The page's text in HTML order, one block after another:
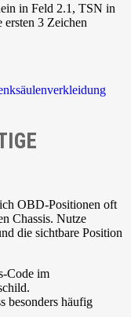
in Feld 2.1, TSN in
3 Zeichen
OBD-Positionen oft
Chassis. Nutze
die sichtbare Position
Code im
besonders häufig